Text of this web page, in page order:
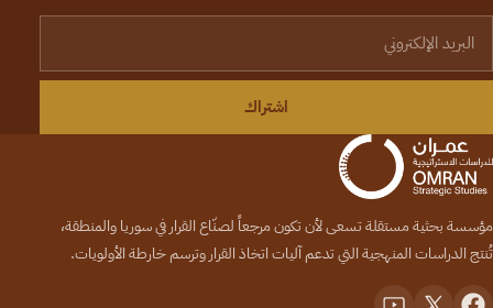
اشتراك
مؤسسة بحثية مستقلة تسعى لأن تكون مرجعاً لصنّاع القرار في سوريا والمنطقة،
تُنتج الدراسات المنهجية التي تدعم آليات اتخاذ القرار وترسم خارطة الأولويات.